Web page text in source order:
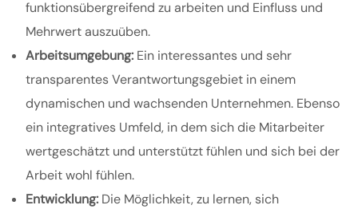
funktionsübergreifend zu arbeiten und Einfluss und
Mehrwert auszuüben.
Arbeitsumgebung: Ein interessantes und sehr
transparentes Verantwortungsgebiet in einem
dynamischen und wachsenden Unternehmen. Ebenso
ein integratives Umfeld, in dem sich die Mitarbeiter
wertgeschätzt und unterstützt fühlen und sich bei der
Arbeit wohl fühlen.
Entwicklung: Die Möglichkeit, zu lernen, sich